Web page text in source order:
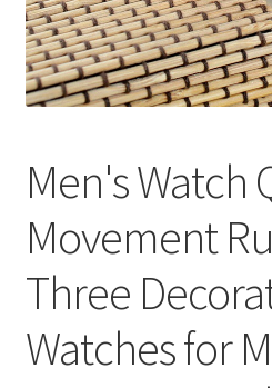
Men's Watch
Movement
Three
Watches for